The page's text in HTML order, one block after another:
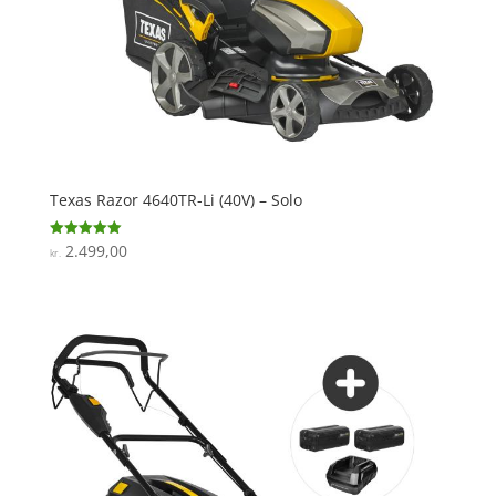
Texas Razor 4640TR-Li (40V) – Solo
Vurderet
5
kr. 2.499,00